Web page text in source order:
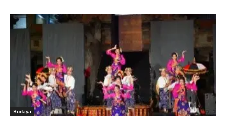
Budaya